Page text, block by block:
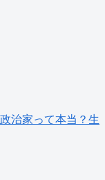
治家って本当？生